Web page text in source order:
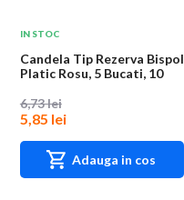
IN STOC
Candela Tip Rezerva Bispol
Platic Rosu, 5 Bucati, 10
6,73 lei
5,85 lei
Adauga in cos